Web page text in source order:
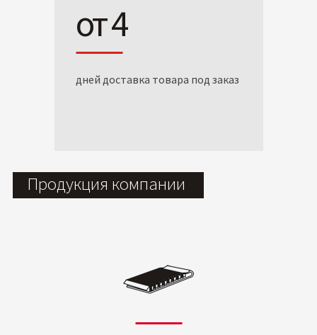
от 4
дней доставка товара под заказ
Продукция компании